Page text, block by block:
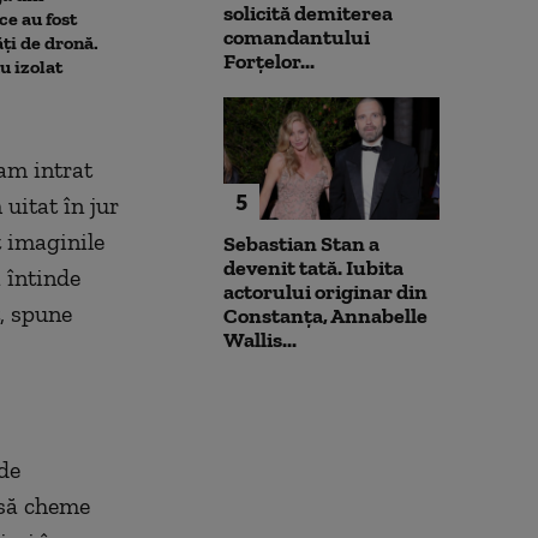
au fost
de dronă.
izolat
deranjează călătorii în
mijloacele de transport ale
STB. Pentru ce se vor da
intrat
uitat în jur
imaginile
întinde
spune
cheme
solicită demiterea
comandantului
Forțelor...
5
Sebastian Stan a
devenit tată. Iubita
actorului originar din
Constanța, Annabelle
Wallis...